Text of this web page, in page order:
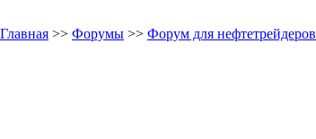
Главная >> Форумы >> Форум для нефтетрейдеров